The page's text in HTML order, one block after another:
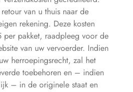
van u thuis naar de
rekening. Deze kosten
per pakket, raadpleeg voor de
van uw vervoerder. Indien
herroepingsrecht, zal het
toebehoren en – indien
– in de originele staat en